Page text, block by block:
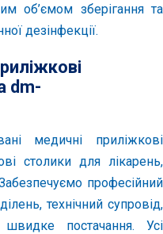
об’ємом зберігання та
дезінфекції.
dm-
медичні приліжкові
столики для лікарень,
професійний
технічний супровід,
швидке постачання. Усі